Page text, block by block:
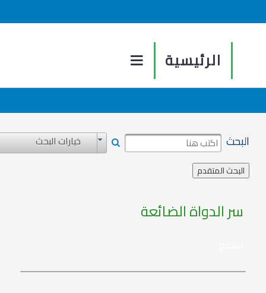
الرئيسية
البحث خيارات البحث
سر الدواة الضائعة